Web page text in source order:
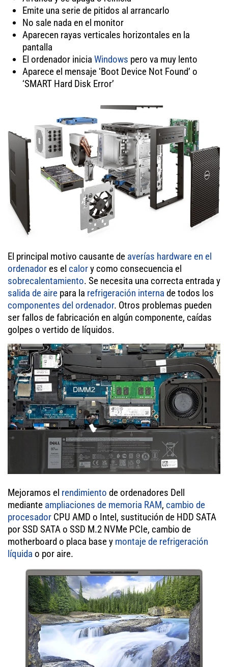
Emite una serie de pitidos al arrancarlo
No sale nada en el monitor
Aparecen rayas verticales horizontales en la
pantalla
El ordenador inicia Windows pero va muy lento
Aparece el mensaje ‘Boot Device Not Found’ o
‘SMART Hard Disk Error’
El principal motivo causante de averías hardware en el
ordenador es el calory como consecuencia el
sobrecalentamiento. Se necesita una correcta entrada y
salida de aire para la refrigeración interna de todos los
componentes del ordenador. Otros problemas pueden
ser fallos de fabricación en algún componente, caídas
golpes o vertido de líquidos.
Mejoramos el rendimiento de ordenadores Dell
mediante ampliaciones de memoria RAM, cambio de
procesador CPU AMD o Intel, sustitución de HDD SATA
por SSD SATA o SSD M.2 NVMe PCIe, cambio de
motherboard o placa base y montaje de refrigeración
líquida o por aire.